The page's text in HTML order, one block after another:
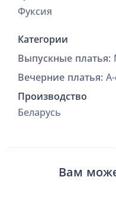
Фуксия
Категории
Выпускные платья:
Вечерние платья:
Производство
Беларусь
Вам